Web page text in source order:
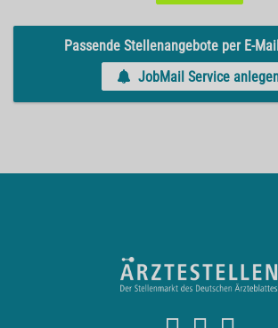
Passende Stellenangebote per E-
JobMail Service